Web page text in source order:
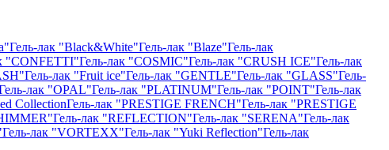
Гель-лак "Black&White"Гель-лак "Blaze"Гель-лак
"CONFETTI"Гель-лак "COSMIC"Гель-лак "CRUSH ICE"Гель-лак
Гель-лак "Fruit ice"Гель-лак "GENTLE"Гель-лак "GLASS"Гель-
лак "OPAL"Гель-лак "PLATINUM"Гель-лак "POINT"Гель-лак
CollectionГель-лак "PRESTIGE FRENCH"Гель-лак "PRESTIGE
Гель-лак "REFLECTION"Гель-лак "SERENA"Гель-лак
Гель-лак "VORTEXX"Гель-лак "Yuki Reflection"Гель-лак